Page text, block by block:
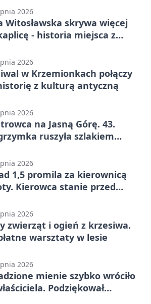
2026
Witosławska skrywa więcej
- historia miejsca z
2026
w Krzemionkach połączy
z kulturą antyczną
2026
na Jasną Górę. 43.
ruszyła szlakiem
2026
1,5 promila za kierownicą
Kierowca stanie przed
2026
zwierząt i ogień z krzesiwa.
warsztaty w lesie
2026
mienie szybko wróciło
Podziękował